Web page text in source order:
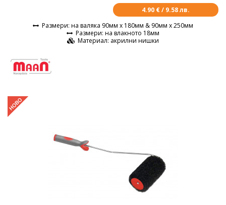
4.90 € / 9.58 лв.
Размери: на валяка 90мм х 180мм & 90мм х 250мм
Размери: на влакното 18мм
Материал: акрилни нишки